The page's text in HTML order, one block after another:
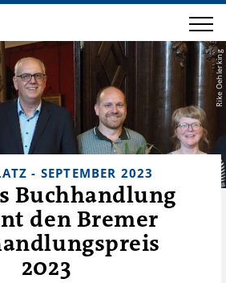
Rike Oehlerking
- SEPTEMBER 2023
Buchhandlung
den Bremer
2023